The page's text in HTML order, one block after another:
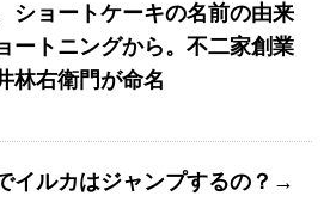
ショートケーキの名前の由来
ートニングから。不二家創業
林右衛門が命名
イルカはジャンプするの？→